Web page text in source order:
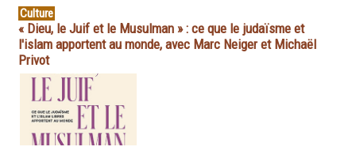
Culture
« Dieu, le Juif et le Musulman » : ce que le judaïsme et
l'islam apportent au monde, avec Marc Neiger et Michaël
Privot